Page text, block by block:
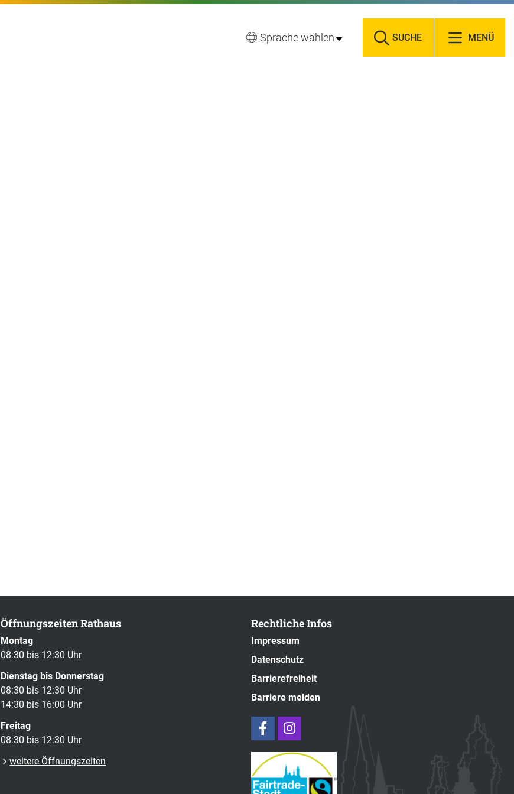
Sprache wählen SUCHE MENÜ
Öffnungszeiten Rathaus
Montag
08:30 bis 12:30 Uhr
Dienstag bis Donnerstag
08:30 bis 12:30 Uhr
14:30 bis 16:00 Uhr
Freitag
08:30 bis 12:30 Uhr
weitere Öffnungszeiten
Rechtliche Infos
Impressum
Datenschutz
Barrierefreiheit
Barriere melden